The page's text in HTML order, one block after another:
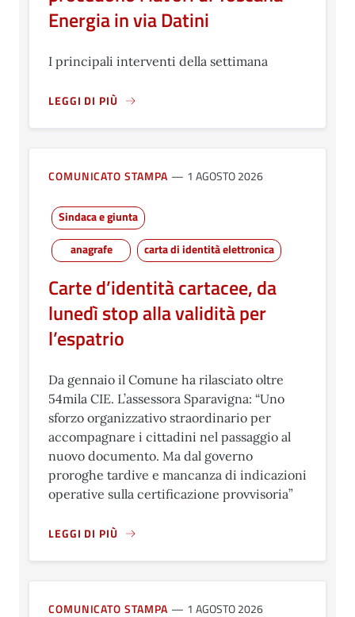
Energia in via Datini
I principali interventi della settimana
LEGGI DI PIÙ
A PROPOSITO DI NUOVO ASFALTO IN VIA DEL
COMUNICATO STAMPA 1 AGOSTO 2026
Sindaca e giunta
anagrafe
carta di identità elettronica
Carte d’identità cartacee, da
lunedì stop alla validità per
l’espatrio
Da gennaio il Comune ha rilasciato oltre
54mila CIE. L’assessora Sparavigna: “Uno
sforzo organizzativo straordinario per
accompagnare i cittadini nel passaggio al
nuovo documento. Ma dal governo
proroghe tardive e mancanza di indicazioni
operative sulla certificazione provvisoria”
LEGGI DI PIÙ
A PROPOSITO DI CARTE D’IDENTITÀ CARTACEE, DA
COMUNICATO STAMPA 1 AGOSTO 2026